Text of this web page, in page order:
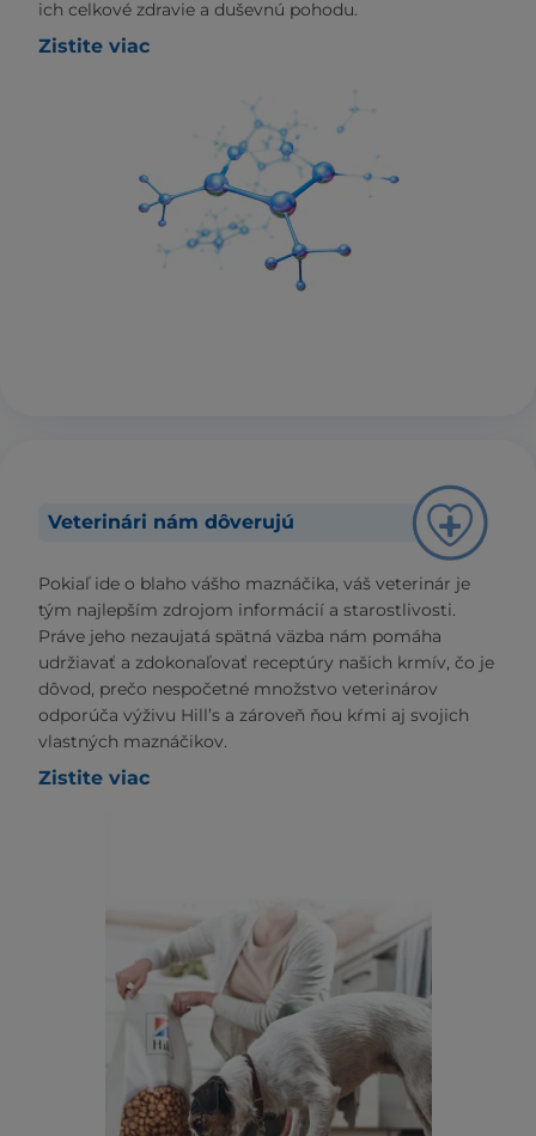
ich celkové zdravie a duševnú pohodu.
Zistite viac
Veterinári nám dôverujú
Pokiaľ ide o blaho vášho maznáčika, váš veterinár je
tým najlepším zdrojom informácií a starostlivosti.
Práve jeho nezaujatá spätná väzba nám pomáha
udržiavať a zdokonaľovať receptúry našich krmív, čo je
dôvod, prečo nespočetné množstvo veterinárov
odporúča výživu Hill’s a zároveň ňou kŕmi aj svojich
vlastných maznáčikov.
Zistite viac